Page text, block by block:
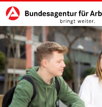
zu den Hauptinhalten